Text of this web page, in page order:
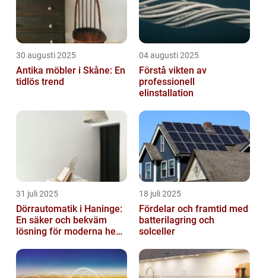
30 augusti 2025
Antika möbler i Skåne: En
tidlös trend
04 augusti 2025
Förstå vikten av
professionell
elinstallation
31 juli 2025
Dörrautomatik i Haninge:
En säker och bekväm
lösning för moderna hem
18 juli 2025
Fördelar och framtid med
batterilagring och
solceller